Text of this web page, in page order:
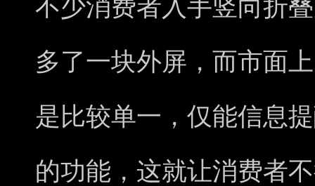
不少消费者入手竖向折
多了一块外屏，而市面
是比较单一，仅能信息
的功能，这就让消费者